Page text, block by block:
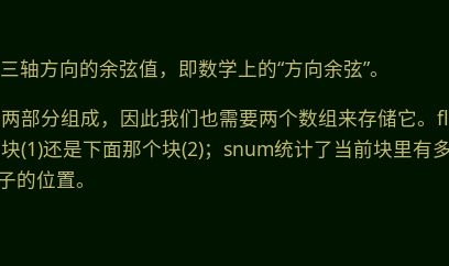
轴方向的余弦值，即数学上的“方向余弦”。
部分组成，因此我们也需要两个数组来存储它。
(1)还是下面那个块(2)；snum统计了当前块里有
位置。